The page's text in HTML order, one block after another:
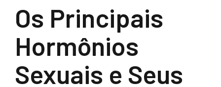
Os Principais
Hormônios
Sexuais e Seus